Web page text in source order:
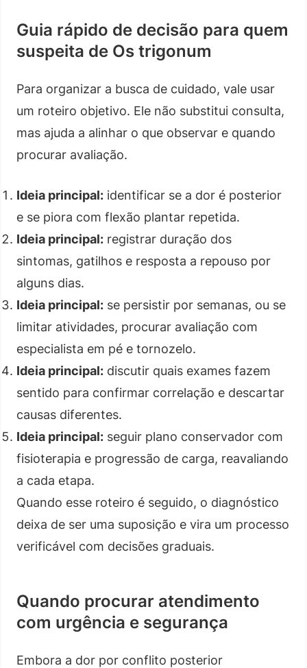
Guia rápido de decisão para quem
suspeita de Os trigonum
Para organizar a busca de cuidado, vale usar
um roteiro objetivo. Ele não substitui consulta,
mas ajuda a alinhar o que observar e quando
procurar avaliação.
Ideia principal: identificar se a dor é posterior
e se piora com flexão plantar repetida.
Ideia principal: registrar duração dos
sintomas, gatilhos e resposta a repouso por
alguns dias.
Ideia principal: se persistir por semanas, ou se
limitar atividades, procurar avaliação com
especialista em pé e tornozelo.
Ideia principal: discutir quais exames fazem
sentido para confirmar correlação e descartar
causas diferentes.
Ideia principal: seguir plano conservador com
fisioterapia e progressão de carga, reavaliando
a cada etapa.
Quando esse roteiro é seguido, o diagnóstico
deixa de ser uma suposição e vira um processo
verificável com decisões graduais.
Quando procurar atendimento
com urgência e segurança
Embora a dor por conflito posterior